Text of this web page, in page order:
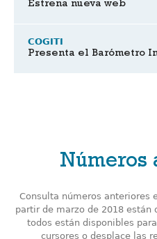
Estrena nueva web
COGITI
Presenta el Barómetro
Números
Consulta números anteriores
partir de marzo de 2018 están
todos están disponibles
cursores o desplace las